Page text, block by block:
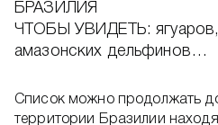
БРАЗИЛИЯ
ЧТОБЫ УВИДЕТЬ: ягуаров,
амазонских дельфинов…
Список можно продолжать
территории Бразилии